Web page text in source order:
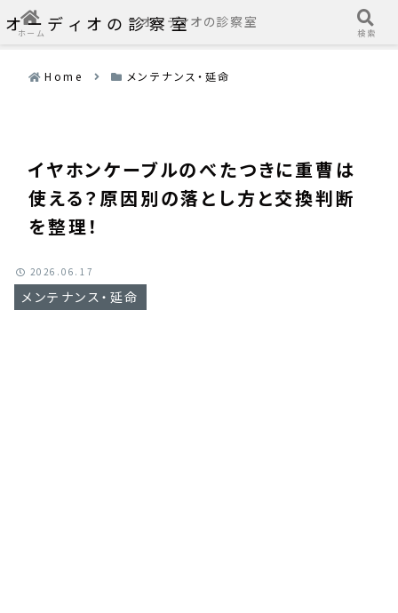
オーディオの診察室
Home メンテナンス・延命
イヤホンケーブルのべたつきに重曹は
使える？原因別の落とし方と交換判断
を整理！
メンテナンス・延命
2026.06.17
ホーム
オーディオの診察室
検索